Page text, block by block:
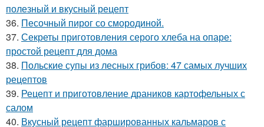
полезный и вкусный рецепт
36. Песочный пирог со смородиной.
37. Секреты приготовления серого хлеба на опаре:
простой рецепт для дома
38. Польские супы из лесных грибов: 47 самых лучших
рецептов
39. Рецепт и приготовление драников картофельных с
салом
40. Вкусный рецепт фаршированных кальмаров с